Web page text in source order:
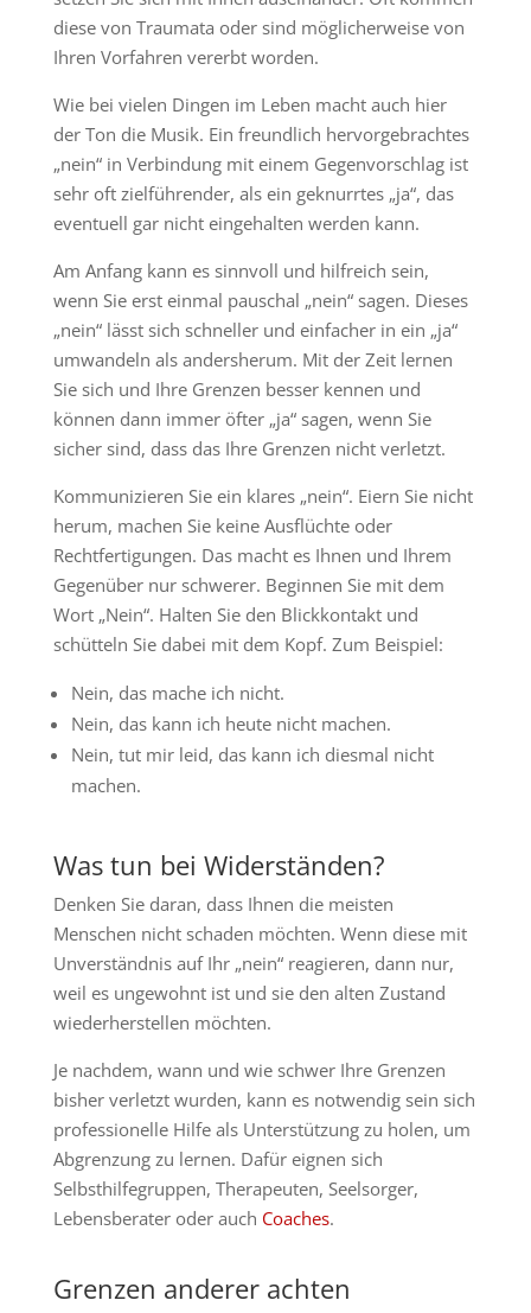
diese von Traumata oder sind möglicherweise von
Ihren Vorfahren vererbt worden.
Wie bei vielen Dingen im Leben macht auch hier
der Ton die Musik. Ein freundlich hervorgebrachtes
„nein“ in Verbindung mit einem Gegenvorschlag ist
sehr oft zielführender, als ein geknurrtes „ja“, das
eventuell gar nicht eingehalten werden kann.
Am Anfang kann es sinnvoll und hilfreich sein,
wenn Sie erst einmal pauschal „nein“ sagen. Dieses
„nein“ lässt sich schneller und einfacher in ein „ja“
umwandeln als andersherum. Mit der Zeit lernen
Sie sich und Ihre Grenzen besser kennen und
können dann immer öfter „ja“ sagen, wenn Sie
sicher sind, dass das Ihre Grenzen nicht verletzt.
Kommunizieren Sie ein klares „nein“. Eiern Sie nicht
herum, machen Sie keine Ausflüchte oder
Rechtfertigungen. Das macht es Ihnen und Ihrem
Gegenüber nur schwerer. Beginnen Sie mit dem
Wort „Nein“. Halten Sie den Blickkontakt und
schütteln Sie dabei mit dem Kopf. Zum Beispiel:
Nein, das mache ich nicht.
Nein, das kann ich heute nicht machen.
Nein, tut mir leid, das kann ich diesmal nicht
machen.
Was tun bei Widerständen?
Denken Sie daran, dass Ihnen die meisten
Menschen nicht schaden möchten. Wenn diese mit
Unverständnis auf Ihr „nein“ reagieren, dann nur,
weil es ungewohnt ist und sie den alten Zustand
wiederherstellen möchten.
Je nachdem, wann und wie schwer Ihre Grenzen
bisher verletzt wurden, kann es notwendig sein sich
professionelle Hilfe als Unterstützung zu holen, um
Abgrenzung zu lernen. Dafür eignen sich
Selbsthilfegruppen, Therapeuten, Seelsorger,
Lebensberater oder auch Coaches.
Grenzen anderer achten